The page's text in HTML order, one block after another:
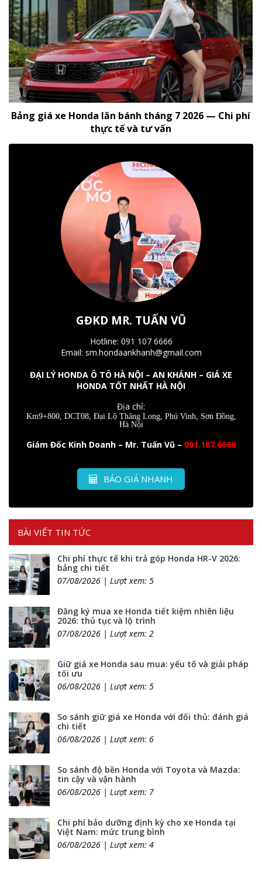
Bảng giá xe Honda lăn bánh tháng 7 2026 — Chi phí
thực tế và tư vấn
GĐKD MR. TUẤN VŨ
Hotline: 091 107 6666
Email: sm.hondaankhanh@gmail.com
ĐẠI LÝ HONDA Ô TÔ HÀ NỘI – AN KHÁNH – GIÁ XE
HONDA TỐT NHẤT HÀ NỘI
Địa chỉ:
Km9+800, DCT08, Đại Lộ Thăng Long, Phú Vinh, Sơn Đồng,
Hà Nội
Giám Đốc Kinh Doanh – Mr. Tuấn Vũ – 091.107.6666
BÁO GIÁ NHANH
BÀI VIẾT TIN TỨC
Chi phí thực tế khi trả góp Honda HR-V 2026:
bảng chi tiết
07/08/2026 | Lượt xem: 5
Đăng ký mua xe Honda tiết kiệm nhiên liệu
2026: thủ tục và lộ trình
07/08/2026 | Lượt xem: 2
Giữ giá xe Honda sau mua: yếu tố và giải pháp
tối ưu
06/08/2026 | Lượt xem: 5
So sánh giữ giá xe Honda với đối thủ: đánh giá
chi tiết
06/08/2026 | Lượt xem: 6
So sánh độ bền Honda với Toyota và Mazda:
tin cậy và vận hành
06/08/2026 | Lượt xem: 7
Chi phí bảo dưỡng định kỳ cho xe Honda tại
Việt Nam: mức trung bình
06/08/2026 | Lượt xem: 4